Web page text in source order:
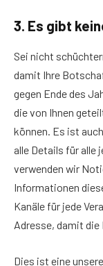
3. Es gibt
Sei nicht
damit Ihre
gegen Ende des
die von Ihnen
können. Es ist
alle Details für alle
verwenden wir
Informationen
Kanäle für jede
Adresse, damit die
Dies ist eine